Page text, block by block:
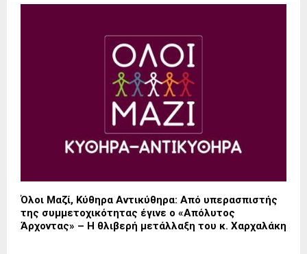
Όλοι Μαζί, Κύθηρα Αντικύθηρα: Από υπερασπιστής
της συμμετοχικότητας έγινε ο «Απόλυτος
Άρχοντας» – Η θλιβερή μετάλλαξη του κ. Χαρχαλάκη